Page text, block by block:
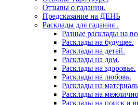
Отзывы о гадании.
Предсказание на ДЕНЬ
Расклады для гадания .
Разные расклады на
Расклады на будущее.
Расклады на детей.
Расклады на дом.
Расклады на здоровье.
Расклады на любовь.
Расклады на
Расклады на
Расклады на поиск и